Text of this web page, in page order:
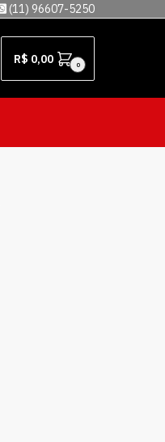
(11) 96607-5250
R$ 0,00 0